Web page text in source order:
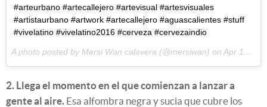
#arteurbano #artecallejero #artevisual #artesvisuales
#artistaurbano #artwork #artecallejero #aguascalientes #stuff
#vivelatino #vivelatino2016 #cerveza #cervezaindio
A photo posted by Mersi Wan calavera (@mersiwan) on Apr 11, 2016 at 11:13am PDT
2. Llega el momento en el que comienzan a lanzar a
gente al aire. Esa alfombra negra y sucia que cubre los